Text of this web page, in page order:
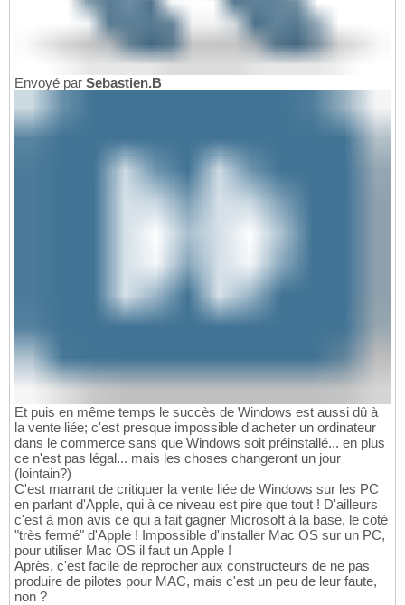
Envoyé par Sebastien.B
Et puis en même temps le succès de Windows est aussi dû à
la vente liée; c'est presque impossible d'acheter un ordinateur
dans le commerce sans que Windows soit préinstallé... en plus
ce n'est pas légal... mais les choses changeront un jour
(lointain?)
C'est marrant de critiquer la vente liée de Windows sur les PC
en parlant d'Apple, qui à ce niveau est pire que tout ! D'ailleurs
c'est à mon avis ce qui a fait gagner Microsoft à la base, le coté
"très fermé" d'Apple ! Impossible d'installer Mac OS sur un PC,
pour utiliser Mac OS il faut un Apple !
Après, c'est facile de reprocher aux constructeurs de ne pas
produire de pilotes pour MAC, mais c'est un peu de leur faute,
non ?